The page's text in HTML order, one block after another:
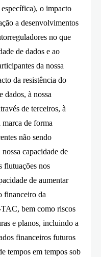
o impacto
a desenvolvimentos
no que
de dados e ao
da nossa
da resistência do
dados, à nossa
de terceiros, à
marca de forma
não sendo
capacidade de
flutuações nos
de aumentar
financeiro da
bem como riscos
e planos, incluindo a
financeiros futuros
tempos em tempos sob